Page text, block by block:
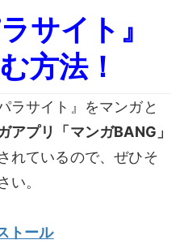
サイト』
方法！
ラサイト』をマンガと
アプリ「マンガBANG」
れているので、ぜひそ
い。
トール